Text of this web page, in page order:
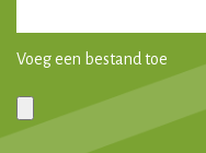
Voeg een bestand toe